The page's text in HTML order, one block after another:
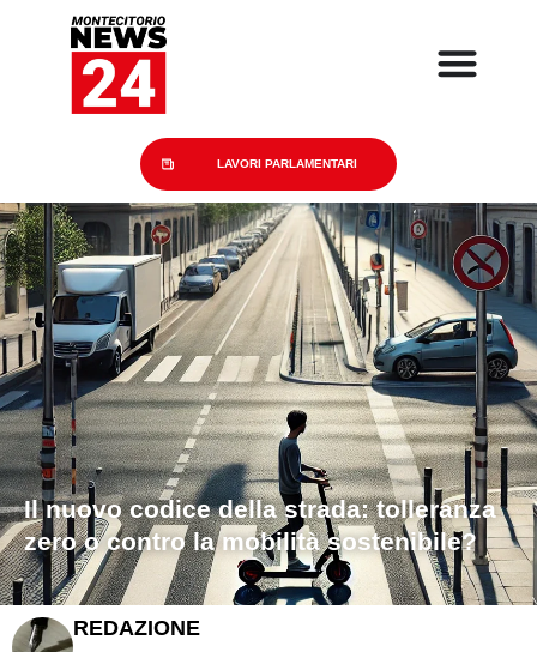
Il nuovo codice della strada: tolleranza
zero o contro la mobilità sostenibile?
LAVORI PARLAMENTARI
REDAZIONE